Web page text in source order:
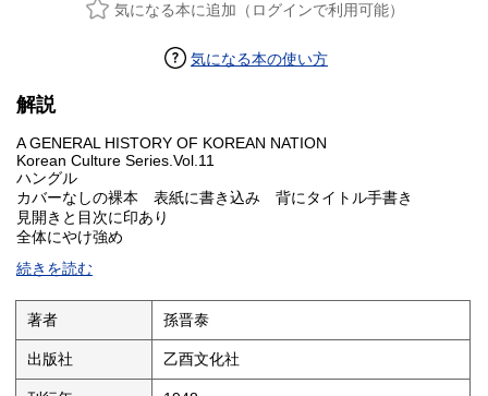
気になる本に追加（ログインで利用可能）
気になる本の使い方
解説
A GENERAL HISTORY OF KOREAN NATION
Korean Culture Series.Vol.11
ハングル
カバーなしの裸本 表紙に書き込み 背にタイトル手書き
見開きと目次に印あり
全体にやけ強め
続きを読む
著者 孫晋泰
出版社 乙酉文化社